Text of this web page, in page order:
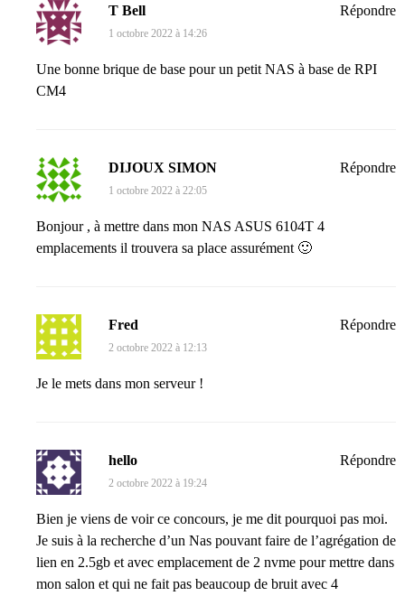
T Bell
1 octobre 2022 à 14:26
Une bonne brique de base pour un petit NAS à base de RPI
CM4
Répondre
DIJOUX SIMON
1 octobre 2022 à 22:05
Bonjour , à mettre dans mon NAS ASUS 6104T 4
emplacements il trouvera sa place assurément 🙂
Répondre
Fred
2 octobre 2022 à 12:13
Je le mets dans mon serveur !
Répondre
hello
2 octobre 2022 à 19:24
Bien je viens de voir ce concours, je me dit pourquoi pas moi.
Je suis à la recherche d’un Nas pouvant faire de l’agrégation de
lien en 2.5gb et avec emplacement de 2 nvme pour mettre dans
mon salon et qui ne fait pas beaucoup de bruit avec 4
Répondre